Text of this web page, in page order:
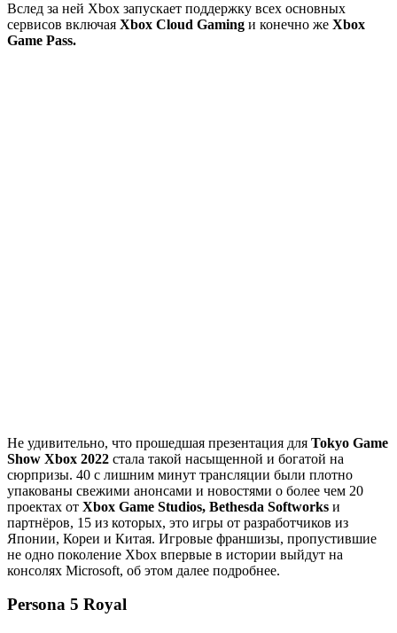
Вслед за ней Xbox запускает поддержку всех основных
сервисов включая Xbox Cloud Gaming и конечно же Xbox
Game Pass.
Не удивительно, что прошедшая презентация для Tokyo Game
Show Xbox 2022 стала такой насыщенной и богатой на
сюрпризы. 40 с лишним минут трансляции были плотно
упакованы свежими анонсами и новостями о более чем 20
проектах от Xbox Game Studios, Bethesda Softworks и
партнёров, 15 из которых, это игры от разработчиков из
Японии, Кореи и Китая. Игровые франшизы, пропустившие
не одно поколение Xbox впервые в истории выйдут на
консолях Microsoft, об этом далее подробнее.
Persona 5 Royal